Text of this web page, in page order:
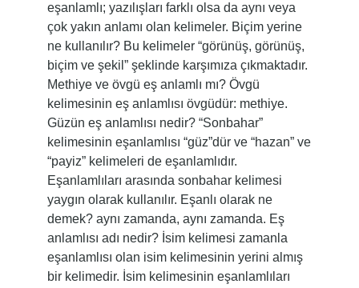
eşanlamlı; yazılışları farklı olsa da aynı veya
çok yakın anlamı olan kelimeler. Biçim yerine
ne kullanılır? Bu kelimeler “görünüş, görünüş,
biçim ve şekil” şeklinde karşımıza çıkmaktadır.
Methiye ve övgü eş anlamlı mı? Övgü
kelimesinin eş anlamlısı övgüdür: methiye.
Güzün eş anlamlısı nedir? “Sonbahar”
kelimesinin eşanlamlısı “güz”dür ve “hazan” ve
“payiz” kelimeleri de eşanlamlıdır.
Eşanlamlıları arasında sonbahar kelimesi
yaygın olarak kullanılır. Eşanlı olarak ne
demek? aynı zamanda, aynı zamanda. Eş
anlamlısı adı nedir? İsim kelimesi zamanla
eşanlamlısı olan isim kelimesinin yerini almış
bir kelimedir. İsim kelimesinin eşanlamlıları